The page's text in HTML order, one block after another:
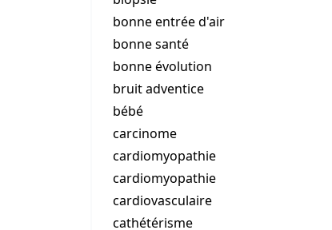
bonne entrée d'air
bonne santé
bonne évolution
bruit adventice
bébé
carcinome
cardiomyopathie
cardiomyopathie
cardiovasculaire
cathétérisme